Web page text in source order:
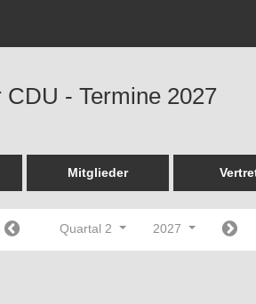
CDU - Termine 2027
Mitglieder
Quartal 2 2027